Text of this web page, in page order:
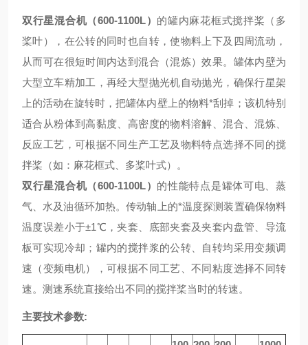
双行星混合机（600-1100L） 的罐内麻花框式搅拌桨（多
桨叶），在公转的同时也自转，使物料上下及四周流动，
从而可在很短时间内达到混合（混炼）效果。罐体内壁为
大型立车精加工，再经大型抛光机自动抛光，确保行星架
上的活动在旋转时，把罐体内壁上的物料*刮掉；该机特别
适合从粉体到高黏度、高密度的物料溶解、混合、混炼、
反应工艺，可根据不同生产工艺及物料特点选择不同的搅
拌桨（如：麻花框式、多桨叶式）。
双行星混合机（600-1100L） 的性能特点是罐体可电、蒸
气、水及油循环加热。传动轴上的*温度探测装置确保物料
温度误差小于±1℃，夹套、底部夹套及夹套内盘管、导流
板可实现冷却；罐内的搅拌浆的公转、自转均采用变频调
速（变频电机），可根据不同工艺、不同粘度选择不同转
速。测速系统直接给出不同的搅拌桨当时的转速。
主要技术参数: